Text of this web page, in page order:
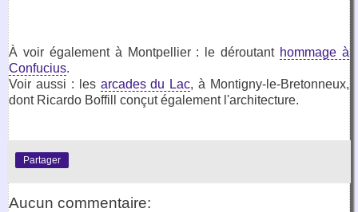
À voir également à Montpellier : le déroutant hommage à
Confucius.
Voir aussi : les arcades du Lac, à Montigny-le-Bretonneux,
dont Ricardo Boffill conçut également l'architecture.
Partager
Aucun commentaire: